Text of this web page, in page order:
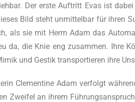
Der ers­te Auf­tritt Evas ist
Bild steht unmit­tel­bar für ihren
als sie mit Herrn Adam das
da, die Knie eng zusam­men. Ihre
und Ges­tik trans­por­tie­ren ihre
Cle­men­ti­ne Adam ver­folgt
Zwei­fel an ihrem